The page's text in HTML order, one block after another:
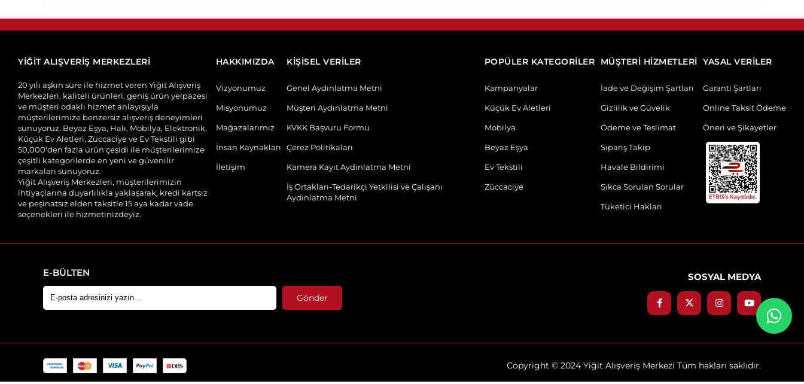
YİĞİT ALIŞVERİŞ MERKEZLERİ
20 yılı aşkın süre ile hizmet veren Yiğit Alışveriş
Merkezleri, kaliteli ürünleri, geniş ürün yelpazesi
ve müşteri odaklı hizmet anlayışıyla
müşterilerimize benzersiz alışveriş deneyimleri
sunuyoruz. Beyaz Eşya, Halı, Mobilya, Elektronik,
Küçük Ev Aletleri, Züccaciye ve Ev Tekstili gibi
50,000'den fazla ürün çeşidi ile müşterilerimize
çeşitli kategorilerde en yeni ve güvenilir
markaları sunuyoruz.
Yiğit Alışveriş Merkezleri, müşterilerimizin
ihtiyaçlarına duyarlılıkla yaklaşarak, kredi kartsız
ve peşinatsız elden taksitle 15 aya kadar vade
seçenekleri ile hizmetinizdeyiz.
HAKKIMIZDA
Vizyonumuz
Misyonumuz
Mağazalarımız
İnsan Kaynakları
İletişim
KİŞİSEL VERİLER
Genel Aydınlatma Metni
Müşteri Aydınlatma Metni
KVKK Başvuru Formu
Çerez Politikaları
Kamera Kayıt Aydınlatma Metni
İş Ortakları-Tedarikçi Yetkilisi ve Çalışanı
Aydınlatma Metni
POPÜLER KATEGORİLER
Kampanyalar
Küçük Ev Aletleri
Mobilya
Beyaz Eşya
Ev Tekstili
Züccaciye
MÜŞTERİ HİZMETLERİ
İade ve Değişim Şartları
Gizlilik ve Güvelik
Ödeme ve Teslimat
Sipariş Takip
Havale Bildirimi
Sıkca Sorulan Sorular
Tüketici Hakları
YASAL VERİLER
Garanti Şartları
Online Taksit Ödeme
Öneri ve Şikayetler
E-BÜLTEN
Gönder
SOSYAL MEDYA
Copyright © 2024 Yiğit Alışveriş Merkezi Tüm hakları saklıdır.